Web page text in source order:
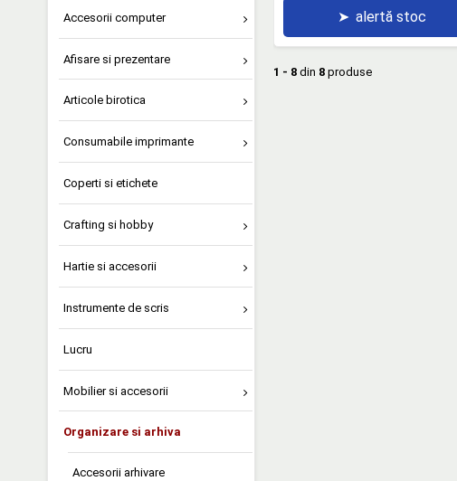
Accesorii computer
Afisare si prezentare
Articole birotica
Consumabile imprimante
Coperti si etichete
Crafting si hobby
Hartie si accesorii
Instrumente de scris
Lucru
Mobilier si accesorii
Organizare si arhiva
Accesorii arhivare
➤ alertă stoc
1 - 8 din 8 produse